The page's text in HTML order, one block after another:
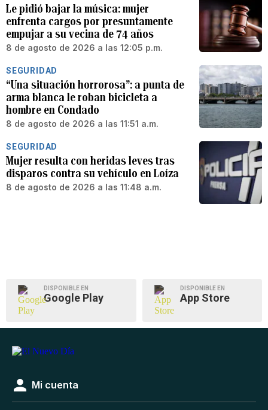
Le pidió bajar la música: mujer
enfrenta cargos por presuntamente
empujar a su vecina de 74 años
8 de agosto de 2026 a las 12:05 p.m.
SEGURIDAD
“Una situación horrorosa”: a punta de
arma blanca le roban bicicleta a
hombre en Condado
8 de agosto de 2026 a las 11:51 a.m.
SEGURIDAD
Mujer resulta con heridas leves tras
disparos contra su vehículo en Loíza
8 de agosto de 2026 a las 11:48 a.m.
DISPONIBLE EN
Google Play
DISPONIBLE EN
App Store
Mi cuenta